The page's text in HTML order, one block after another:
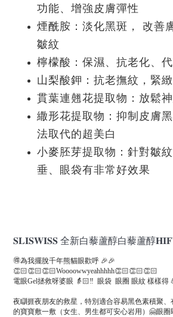
功能、增強皮膚彈性
煙酰胺：淡化黑斑， 改善
皺紋
檸檬酸：保濕、抗老化、
山梨酸鉀：抗老撫紋，緊
貫葉連翹花提取物：放鬆
繖形花提取物：抑制皮膚
法取代的超美白
小麥胚芽提取物：針對皺
垂、眼袋有非常好效果
𝐒𝐋𝐈𝐒𝐖𝐈𝐒𝐒 全新白藜蘆醇白藜蘆醇
🉐為我擺脫千年熊貓眼歡呼 🎉🎉
👏🏻👏🏻👏🏻Woooowwyeahhhhh👏🏻👏🏻👏🏻
電眼Gel拯救呀婆眼 👵🏻‼️ 眼袋 眼圈 眼紋 樣樣得
夜瞓捱夜朋友的救星，特別適合容易黑色素積聚
的寶寶敷一敷（女生、男生都可安心岩用）🤗眼